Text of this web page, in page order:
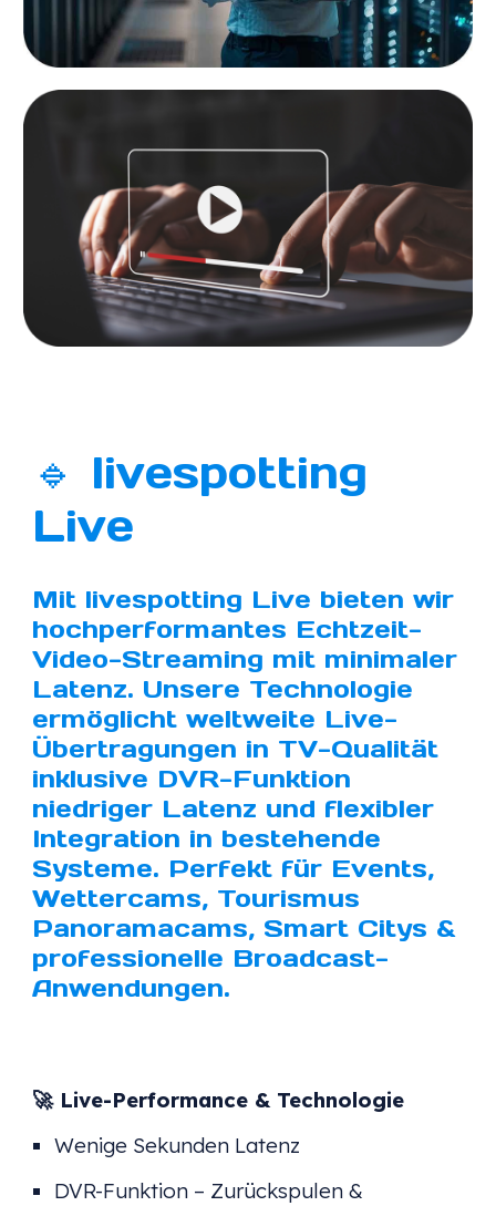
🔹 livespotting
Live
Mit livespotting Live bieten wir
hochperformantes Echtzeit-
Video-Streaming mit minimaler
Latenz. Unsere Technologie
ermöglicht weltweite Live-
Übertragungen in TV-Qualität
inklusive DVR-Funktion
niedriger Latenz und flexibler
Integration in bestehende
Systeme. Perfekt für Events,
Wettercams, Tourismus
Panoramacams, Smart Citys &
professionelle Broadcast-
Anwendungen.
🚀 Live-Performance & Technologie
Wenige Sekunden Latenz
DVR-Funktion – Zurückspulen &